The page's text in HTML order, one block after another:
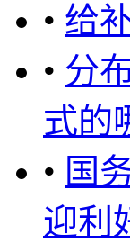
• 给
• 分
式的
• 国
迎利